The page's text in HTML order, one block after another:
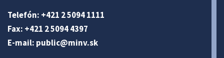
Telefón: +421 2 5094 1111
Fax: +421 2 5094 4397
E-mail: public@minv.sk